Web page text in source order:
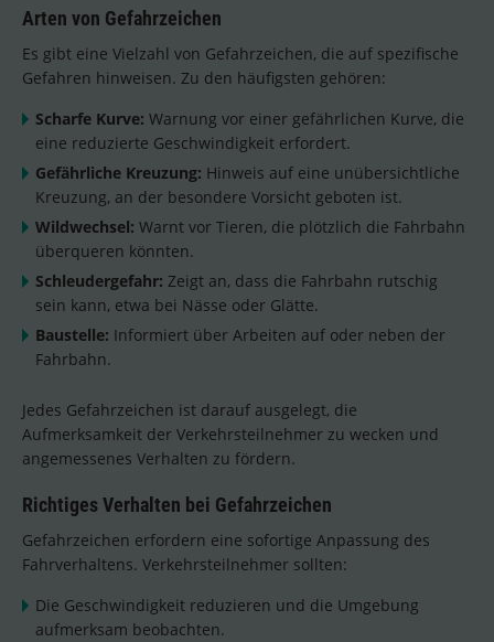
Arten von Gefahrzeichen
Es gibt eine Vielzahl von Gefahrzeichen, die auf spezifische
Gefahren hinweisen. Zu den häufigsten gehören:
Scharfe Kurve: Warnung vor einer gefährlichen Kurve, die
eine reduzierte Geschwindigkeit erfordert.
Gefährliche Kreuzung: Hinweis auf eine unübersichtliche
Kreuzung, an der besondere Vorsicht geboten ist.
Wildwechsel: Warnt vor Tieren, die plötzlich die Fahrbahn
überqueren könnten.
Schleudergefahr: Zeigt an, dass die Fahrbahn rutschig
sein kann, etwa bei Nässe oder Glätte.
Baustelle: Informiert über Arbeiten auf oder neben der
Fahrbahn.
Jedes Gefahrzeichen ist darauf ausgelegt, die
Aufmerksamkeit der Verkehrsteilnehmer zu wecken und
angemessenes Verhalten zu fördern.
Richtiges Verhalten bei Gefahrzeichen
Gefahrzeichen erfordern eine sofortige Anpassung des
Fahrverhaltens. Verkehrsteilnehmer sollten:
Die Geschwindigkeit reduzieren und die Umgebung
aufmerksam beobachten.